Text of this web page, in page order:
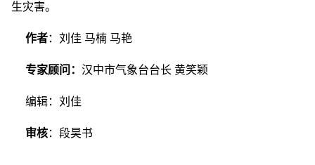
生灾害。
作者：刘佳 马楠 马艳
专家顾问： 汉中市气象台台长 黄笑颖
编辑：刘佳
审核：段昊书